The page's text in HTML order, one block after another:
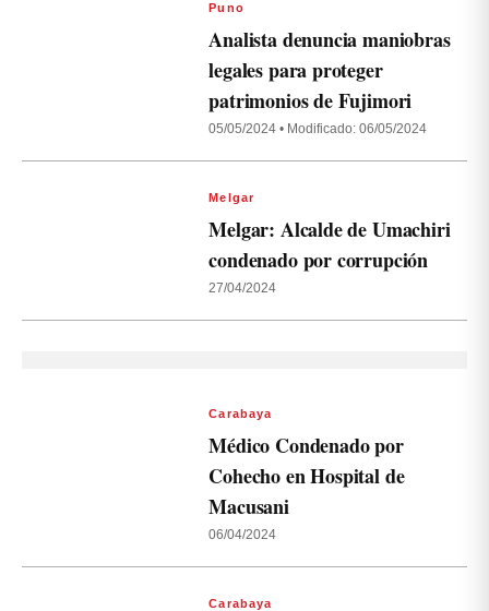
Puno
Analista denuncia maniobras
legales para proteger
patrimonios de Fujimori
05/05/2024 • Modificado: 06/05/2024
Melgar
Melgar: Alcalde de Umachiri
condenado por corrupción
27/04/2024
Carabaya
Médico Condenado por
Cohecho en Hospital de
Macusani
06/04/2024
Carabaya